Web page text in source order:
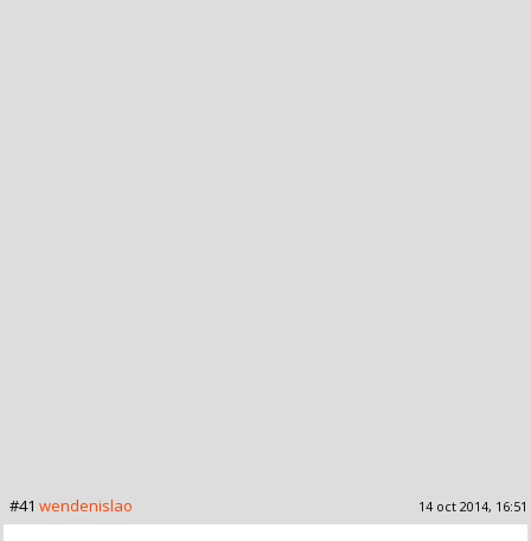
#41 wendenislao 14 oct 2014, 16:51